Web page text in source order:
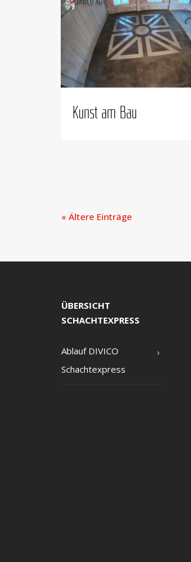
Kunst am Bau
« Ältere Einträge
ÜBERSICHT
SCHACHTEXPRESS
Ablauf DIVICO
Schachtexpress